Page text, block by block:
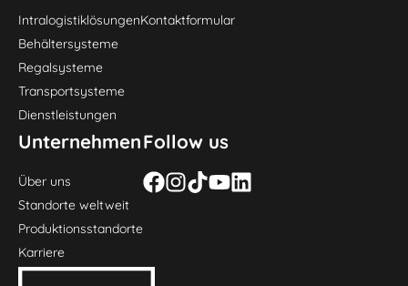
Intralogistiklösungen
Behältersysteme
Regalsysteme
Transportsysteme
Dienstleistungen
Kontaktformular
Unternehmen
Über uns
Standorte weltweit
Produktionsstandorte
Karriere
Follow us